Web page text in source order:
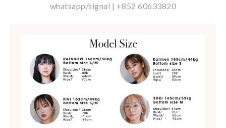
whatsapp/signal | +852 60633820